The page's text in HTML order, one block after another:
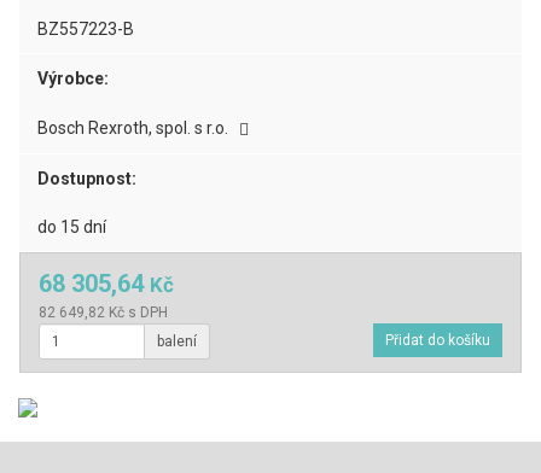
BZ557223-B
Výrobce:
Bosch Rexroth, spol. s r.o.
Dostupnost:
do 15 dní
68 305,64 Kč
82 649,82 Kč s DPH
balení